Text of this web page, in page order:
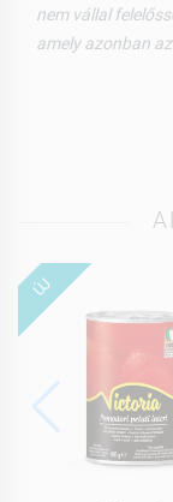
nem vállal
amely azonban
ÚJ